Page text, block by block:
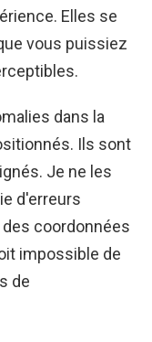
Elles se
vous puissiez
dans la
Ils sont
Je ne les
d'erreurs
coordonnées
impossible de
de